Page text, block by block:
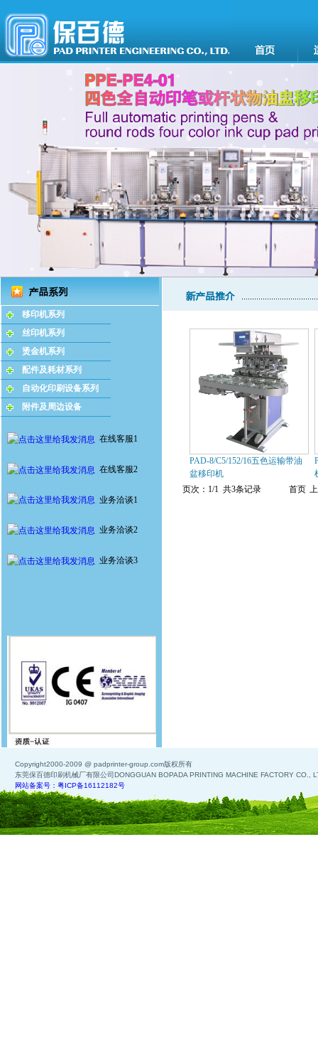
移印机系列
丝印机系列
烫金机系列
配件及耗材系列
自动化印刷设备系列
附件及周边设备
在线客服1
在线客服2
业务洽谈1
业务洽谈2
业务洽谈3
PAD-8/C5/152/16五色运输带油
盆移印机
页次：1/1 共3条记录
首页
Copyright2000-2009 @ padprinter-group.com版权所有
东莞保百德印刷机械厂有限公司DONGGUAN BOPADA PRINTING MACHINE FACTORY CO.,
网站备案号：粤ICP备16112182号